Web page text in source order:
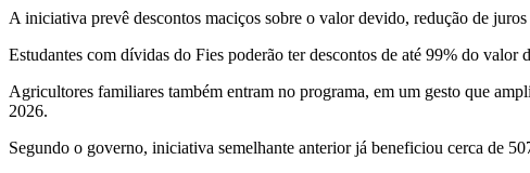
A iniciativa prevê descontos maciços sobre o valor devido, redução de
Estudantes com dívidas do Fies poderão ter descontos de até 99% do
Agricultores familiares também entram no programa, em um gesto que
2026.
Segundo o governo, iniciativa semelhante anterior já beneficiou cerca de